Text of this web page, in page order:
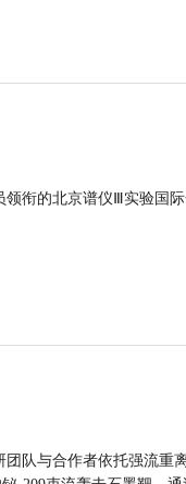
衔的北京谱仪Ⅲ实验国
队与合作者依托强流重